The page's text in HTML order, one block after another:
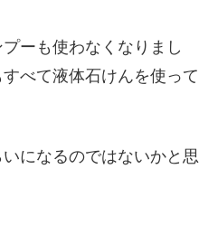
ーも使わなくなりまし
べて液体石けんを使って
になるのではないかと思